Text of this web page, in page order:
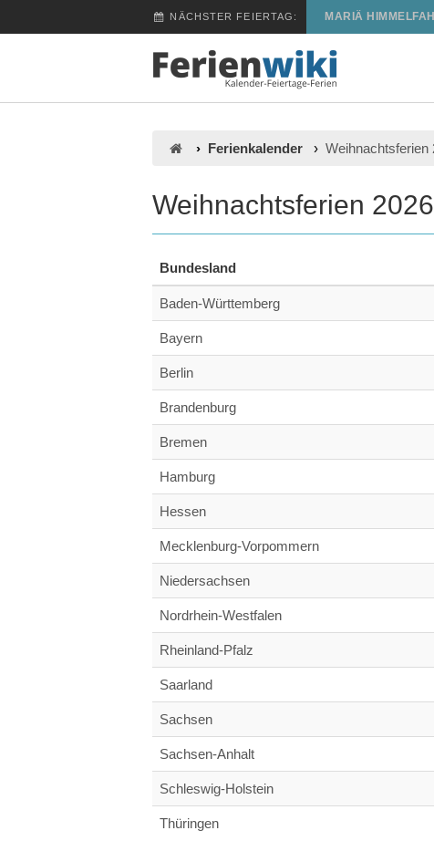
NÄCHSTER FEIERTAG: MARIÄ
Ferienkalender Weihnachtsferien
Weihnachtsferien
Bundesland
Baden-Württemberg
Bayern
Berlin
Brandenburg
Bremen
Hamburg
Hessen
Mecklenburg-Vorpommern
Niedersachsen
Nordrhein-Westfalen
Rheinland-Pfalz
Saarland
Sachsen
Sachsen-Anhalt
Schleswig-Holstein
Thüringen